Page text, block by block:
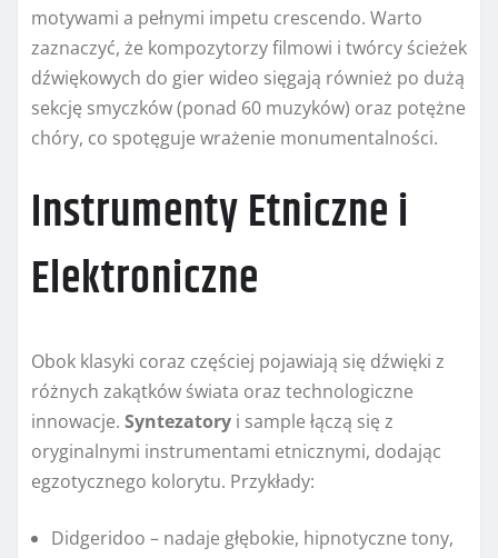
motywami a pełnymi impetu crescendo. Warto
zaznaczyć, że kompozytorzy filmowi i twórcy ścieżek
dźwiękowych do gier wideo sięgają również po dużą
sekcję smyczków (ponad 60 muzyków) oraz potężne
chóry, co spotęguje wrażenie monumentalności.
Instrumenty Etniczne i
Elektroniczne
Obok klasyki coraz częściej pojawiają się dźwięki z
różnych zakątków świata oraz technologiczne
innowacje. Syntezatory i sample łączą się z
oryginalnymi instrumentami etnicznymi, dodając
egzotycznego kolorytu. Przykłady:
Didgeridoo – nadaje głębokie, hipnotyczne tony,